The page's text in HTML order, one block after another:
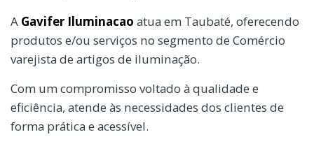
A Gavifer Iluminacao atua em Taubaté, oferecendo
produtos e/ou serviços no segmento de Comércio
varejista de artigos de iluminação.
Com um compromisso voltado à qualidade e
eficiência, atende às necessidades dos clientes de
forma prática e acessível.